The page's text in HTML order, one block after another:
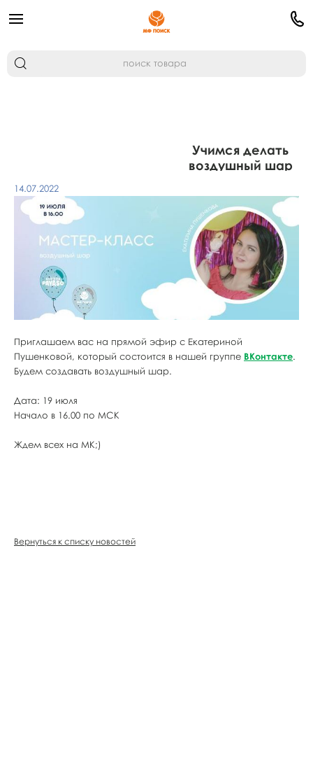
Учимся делать
воздушный шар
14.07.2022
Приглашаем вас на прямой эфир с Екатериной
Пушенковой, который состоится в нашей группе ВКонтакте.
Будем создавать воздушный шар.
Дата: 19 июля
Начало в 16.00 по МСК
Ждем всех на МК;)
Вернуться к списку новостей